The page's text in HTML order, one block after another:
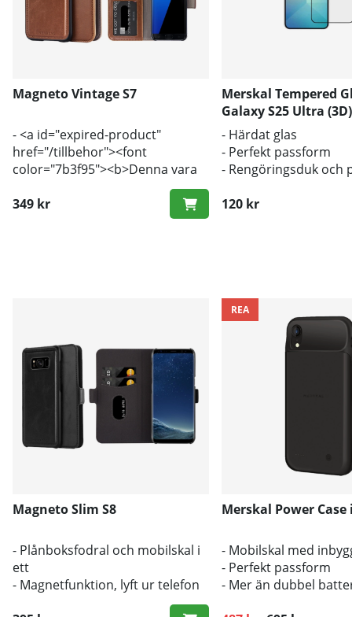
Magneto Vintage S7
- <a id="expired-product"
href="/tillbehor"><font
color="7b3f95"><b>Denna vara
har utgått, klicka här för att visa
liknande varor</font></b></a>
349 kr
Merskal Tempered
Galaxy S25 Ultra
- Härdat glas
- Perfekt passform
- Rengöringsduk och
120 kr
Magneto Slim S8
- Plånboksfodral och mobilskal i
ett
- Magnetfunktion, lyft ur telefon
REA
Merskal Power Case
- Mobilskal med
- Perfekt passform
- Mer än dubbel